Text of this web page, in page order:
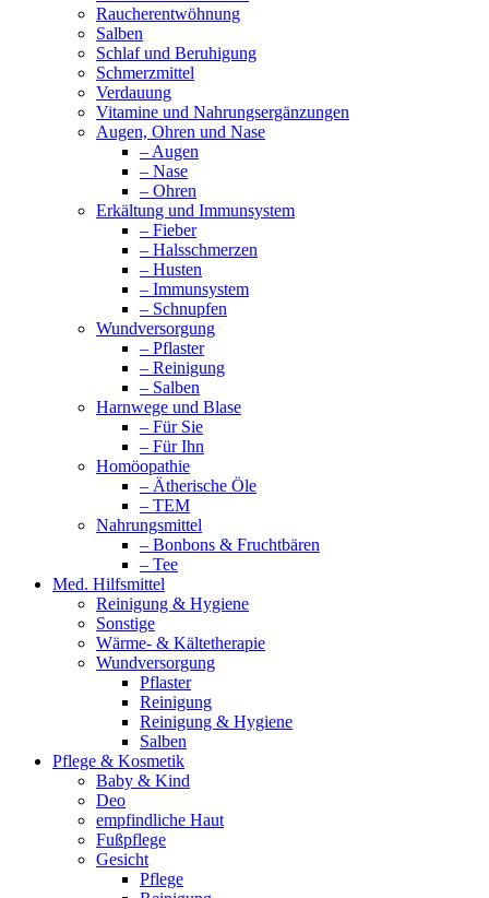
Raucherentwöhnung
Salben
Schlaf und Beruhigung
Schmerzmittel
Verdauung
Vitamine und Nahrungsergänzungen
Augen, Ohren und Nase
– Augen
– Nase
– Ohren
Erkältung und Immunsystem
– Fieber
– Halsschmerzen
– Husten
– Immunsystem
– Schnupfen
Wundversorgung
– Pflaster
– Reinigung
– Salben
Harnwege und Blase
– Für Sie
– Für Ihn
Homöopathie
– Ätherische Öle
– TEM
Nahrungsmittel
– Bonbons & Fruchtbären
– Tee
Med. Hilfsmittel
Reinigung & Hygiene
Sonstige
Wärme- & Kältetherapie
Wundversorgung
Pflaster
Reinigung
Reinigung & Hygiene
Salben
Pflege & Kosmetik
Baby & Kind
Deo
empfindliche Haut
Fußpflege
Gesicht
Pflege